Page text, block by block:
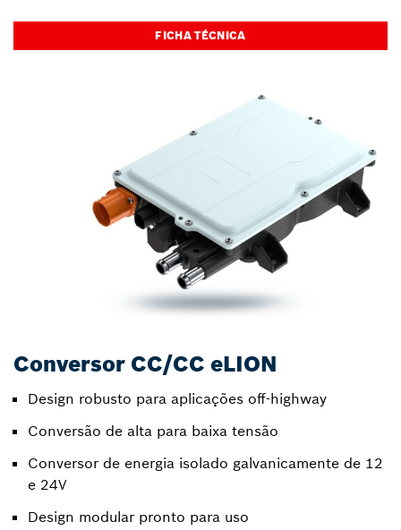
FICHA TÉCNICA
Conversor CC/CC eLION
Design robusto para aplicações off-highway
Conversão de alta para baixa tensão
Conversor de energia isolado galvanicamente de 12
e 24V
Design modular pronto para uso